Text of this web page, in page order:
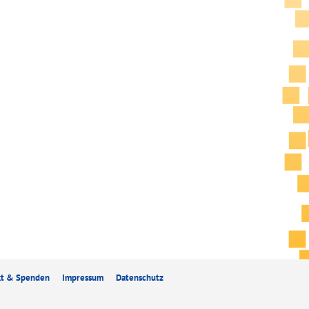
& Spenden Impressum Datenschutz